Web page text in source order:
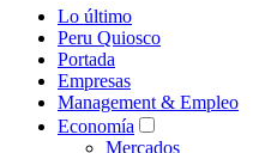
Lo último
Peru Quiosco
Portada
Empresas
Management & Empleo
Economía
Mercados